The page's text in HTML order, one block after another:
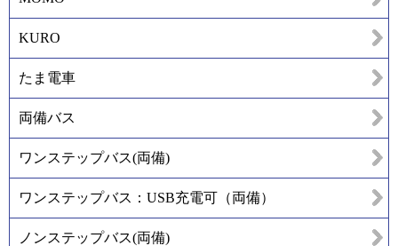
KURO
たま電車
両備バス
ワンステップバス(両備)
ワンステップバス：USB充電可（両備）
ノンステップバス(両備)